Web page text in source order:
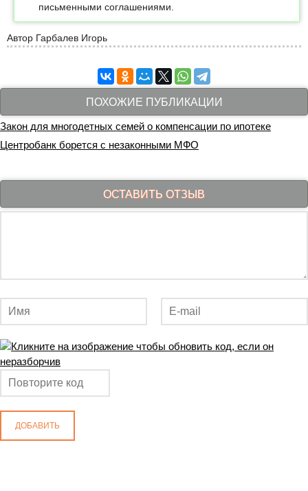
письменными соглашениями.
Автор Гарбалев Игорь
ПОХОЖИЕ ПУБЛИКАЦИИ
Закон для многодетных семей о компенсации по ипотеке
Центробанк борется с незаконными МФО
ОСТАВИТЬ ОТЗЫВ
ДОБАВИТЬ